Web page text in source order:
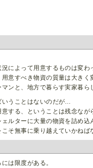
によって用意するものは変わ
意すべき物資の質量は大きく
ンと、地方で暮らす実家暮ら
うことはないのだが…
する、ということは残念なが
ルターに大量の物資を詰め込
そ無事に乗り越えていかね
は限度がある。